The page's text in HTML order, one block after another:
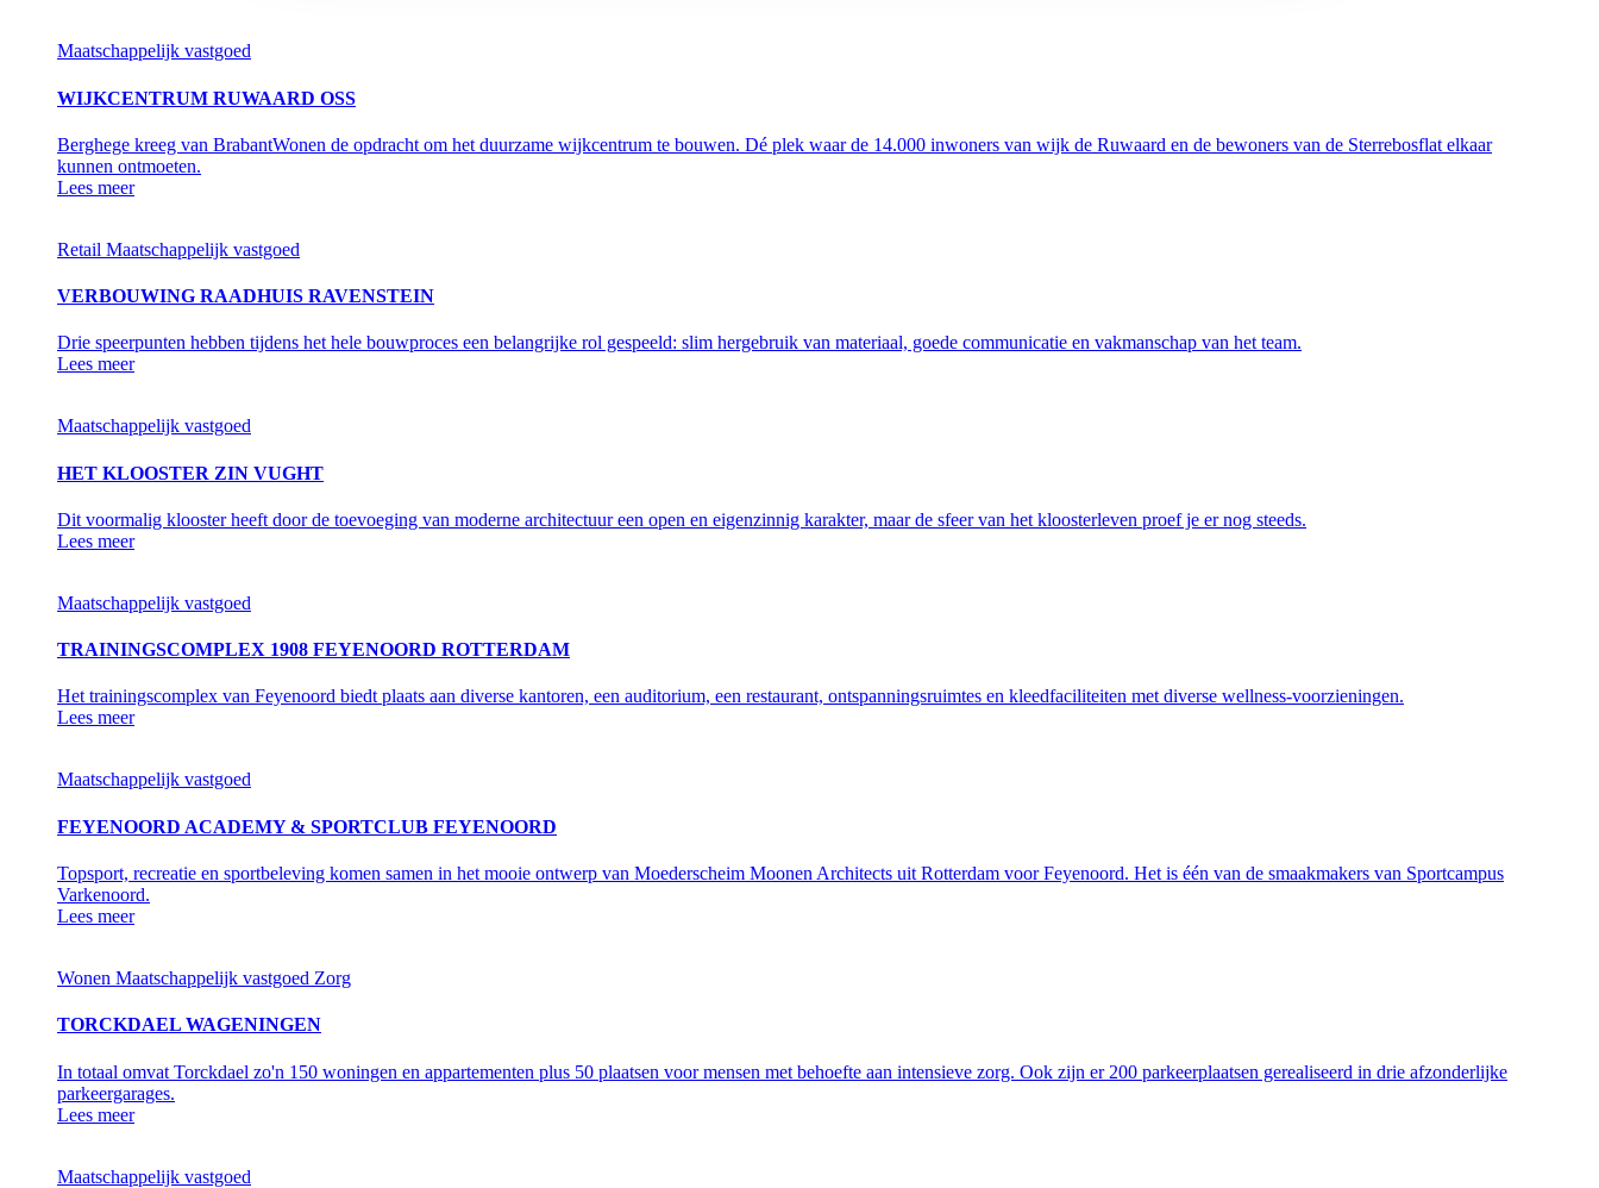
Maatschappelijk vastgoed
WIJKCENTRUM RUWAARD OSS
Berghege kreeg van BrabantWonen de opdracht om het duurzame wijkcentrum te bouwen. Dé plek waar de 14.000 inwoners van wijk de Ruwaard en de bewoners van de Sterrebosflat elkaar
kunnen ontmoeten.
Lees meer
Retail Maatschappelijk vastgoed
VERBOUWING RAADHUIS RAVENSTEIN
Drie speerpunten hebben tijdens het hele bouwproces een belangrijke rol gespeeld: slim hergebruik van materiaal, goede communicatie en vakmanschap van het team.
Lees meer
Maatschappelijk vastgoed
HET KLOOSTER ZIN VUGHT
Dit voormalig klooster heeft door de toevoeging van moderne architectuur een open en eigenzinnig karakter, maar de sfeer van het kloosterleven proef je er nog steeds.
Lees meer
Maatschappelijk vastgoed
TRAININGSCOMPLEX 1908 FEYENOORD ROTTERDAM
Het trainingscomplex van Feyenoord biedt plaats aan diverse kantoren, een auditorium, een restaurant, ontspanningsruimtes en kleedfaciliteiten met diverse wellness-voorzieningen.
Lees meer
Maatschappelijk vastgoed
FEYENOORD ACADEMY & SPORTCLUB FEYENOORD
Topsport, recreatie en sportbeleving komen samen in het mooie ontwerp van Moederscheim Moonen Architects uit Rotterdam voor Feyenoord. Het is één van de smaakmakers van Sportcampus
Varkenoord.
Lees meer
Wonen Maatschappelijk vastgoed Zorg
TORCKDAEL WAGENINGEN
In totaal omvat Torckdael zo'n 150 woningen en appartementen plus 50 plaatsen voor mensen met behoefte aan intensieve zorg. Ook zijn er 200 parkeerplaatsen gerealiseerd in drie afzonderlijke
parkeergarages.
Lees meer
Maatschappelijk vastgoed